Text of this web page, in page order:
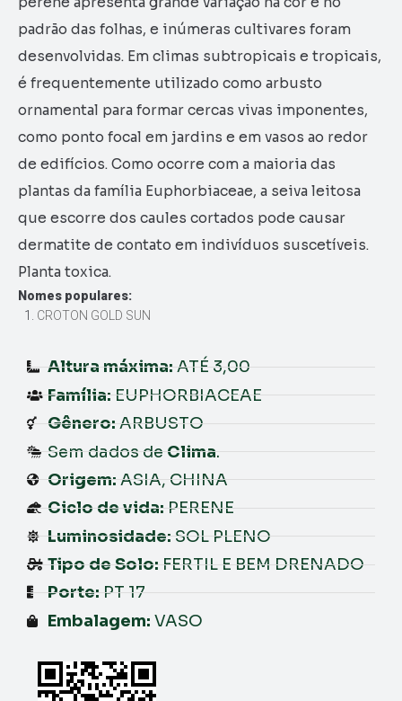
padrão das folhas, e inúmeras cultivares foram
desenvolvidas. Em climas subtropicais e tropicais,
é frequentemente utilizado como arbusto
ornamental para formar cercas vivas imponentes,
como ponto focal em jardins e em vasos ao redor
de edifícios. Como ocorre com a maioria das
plantas da família Euphorbiaceae, a seiva leitosa
que escorre dos caules cortados pode causar
dermatite de contato em indivíduos suscetíveis.
Planta toxica.
Nomes populares:
CROTON GOLD SUN
Altura máxima: ATÉ 3,00
Família: EUPHORBIACEAE
Gênero: ARBUSTO
Sem dados de Clima.
Origem: ASIA, CHINA
Ciclo de vida: PERENE
Luminosidade: SOL PLENO
Tipo de Solo: FERTIL E BEM DRENADO
Porte: PT 17
Embalagem: VASO